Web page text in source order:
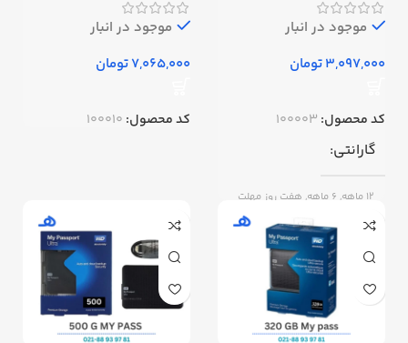
موجود در انبار
تومان
کد محصول: 100003
گارانتی
12 ماهه, 6 ماهه, هفت روز مهلت
موجود در انبار
تومان
کد محصول: 100010